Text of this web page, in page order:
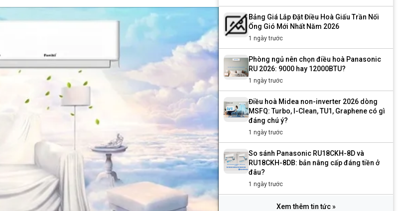
Bảng Giá Lắp Đặt Điều Hoà Giấu Trần Nối
Ống Gió Mới Nhất Năm 2026
1 ngày trước
Phòng ngủ nên chọn điều hoà Panasonic
RU 2026: 9000 hay 12000BTU?
1 ngày trước
Điều hoà Midea non-inverter 2026 dòng
MSFQ: Turbo, I-Clean, TU1, Graphene có gì
đáng chú ý?
1 ngày trước
So sánh Panasonic RU18CKH-8D và
RU18CKH-8DB: bản nâng cấp đáng tiền ở
đâu?
1 ngày trước
Xem thêm tin tức »